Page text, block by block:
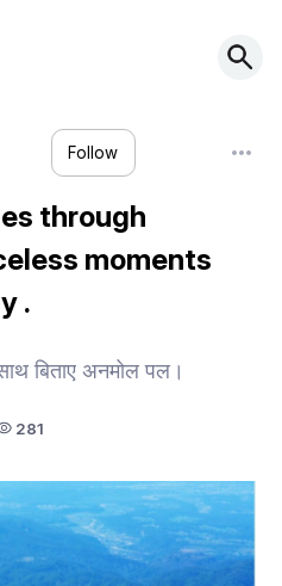
Follow
through
moments
.
बिताए अनमोल पल।
281